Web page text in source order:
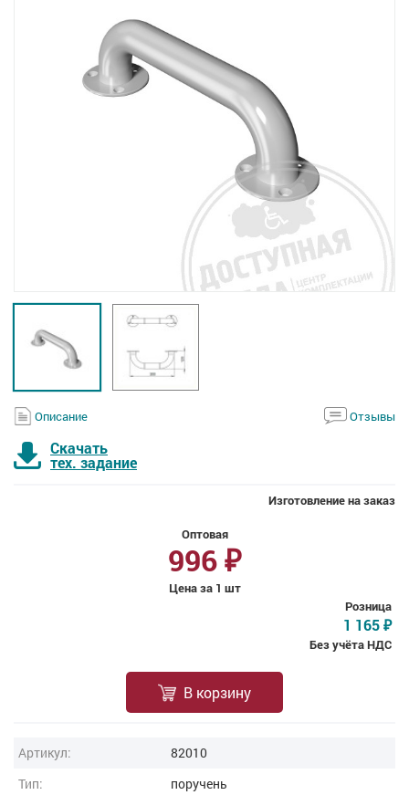
Описание Отзывы
Скачать
тех. задание
Изготовление на заказ
Оптовая
996 ₽
Цена за 1 шт
Розница
1 165 ₽
Без учёта НДС
В корзину
Артикул:
82010
Тип:
поручень